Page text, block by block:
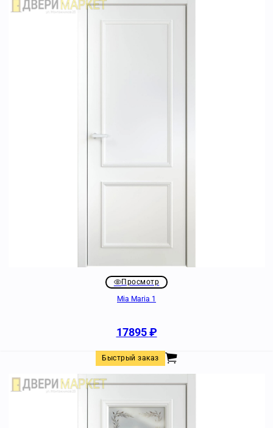
Просмотр
Mia Maria 1
17895₽
Быстрый заказ